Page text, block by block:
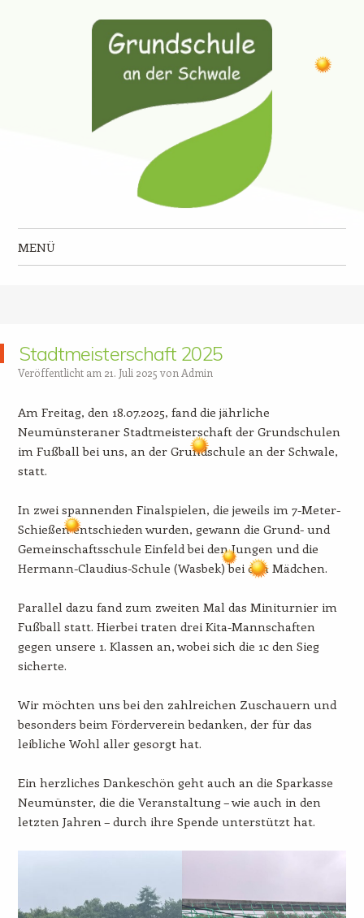
Grundschule an der Schwale
MENÜ
Stadtmeisterschaft 2025
Veröffentlicht am 21. Juli 2025 von Admin
Am Freitag, den 18.07.2025, fand die jährliche
Neumünsteraner Stadtmeisterschaft der Grundschulen
im Fußball bei uns, an der Grundschule an der Schwale,
statt.
In zwei spannenden Finalspielen, die jeweils im 7-Meter-
Schießen entschieden wurden, gewann die Grund- und
Gemeinschaftsschule Einfeld bei den Jungen und die
Hermann-Claudius-Schule (Wasbek) bei den Mädchen.
Parallel dazu fand zum zweiten Mal das Miniturnier im
Fußball statt. Hierbei traten drei Kita-Mannschaften
gegen unsere 1. Klassen an, wobei sich die 1c den Sieg
sicherte.
Wir möchten uns bei den zahlreichen Zuschauern und
besonders beim Förderverein bedanken, der für das
leibliche Wohl aller gesorgt hat.
Ein herzliches Dankeschön geht auch an die Sparkasse
Neumünster, die die Veranstaltung – wie auch in den
letzten Jahren – durch ihre Spende unterstützt hat.